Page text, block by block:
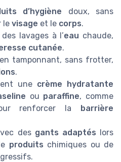
d’hygiène doux, sans
le visage et le corps.
lavages à l’eau chaude,
cutanée.
en tamponnant, sans frotter,
.
une crème hydratante
ou paraffine, comme
renforcer la barrière
des gants adaptés lors
produits chimiques ou de